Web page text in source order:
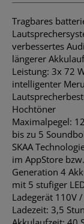
Tragbares
verbessertes
längerer
Leistung: 3x 72
intelligenter
Hochtöner
Maximalpegel:
bis zu 5
SKAA
im AppStore
Generation 4
mit 5 stufiger
Ladegerät 110V
Ladezeit: 3,5